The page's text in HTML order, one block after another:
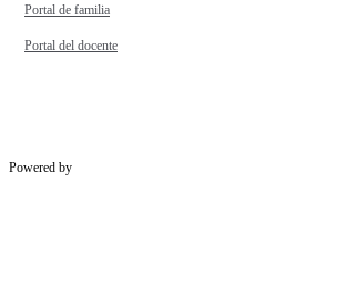
Portal de familia
Portal del docente
Powered by